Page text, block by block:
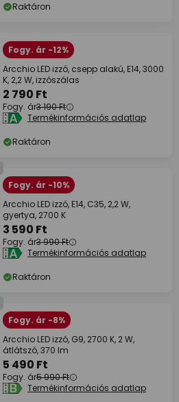
Raktáron
Fogy. ár -12%
Arcchio LED izzó, csepp alakú, E14, 3000
K, 2,2 W, izzószálas
2 790 Ft
Fogy. ár3 190 Ft
Termékinformációs adatlap
Raktáron
Fogy. ár -10%
Arcchio LED izzó, E14, C35, 2,2 W,
gyertya, 2700 K
3 590 Ft
Fogy. ár3 990 Ft
Termékinformációs adatlap
Raktáron
Fogy. ár -8%
Arcchio LED izzó, G9, 2700 K, 2 W,
átlátszó, 370 lm
5 490 Ft
Fogy. ár5 990 Ft
Termékinformációs adatlap